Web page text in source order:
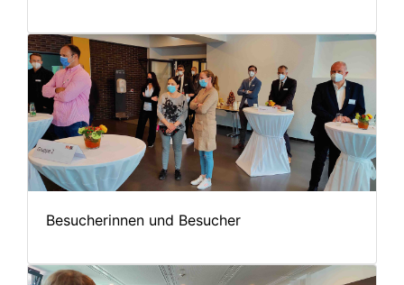
Besucherinnen und Besucher